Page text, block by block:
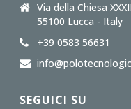
Via della Chiesa
55100 Lucca - Italy
+39 0583 56631
SEGUICI SU